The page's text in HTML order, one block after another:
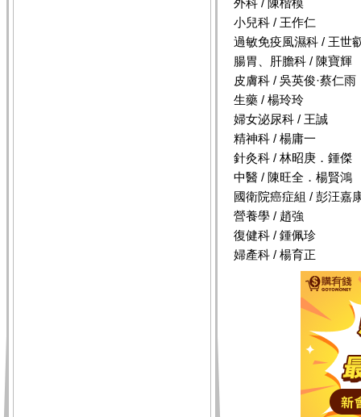
外科 / 陳楷模
小兒科 / 王作仁
過敏免疫風濕科 / 王世
腸胃、肝膽科 / 陳寶輝
皮膚科 / 吳英俊·蔡仁雨
生藥 / 楊玲玲
婦女泌尿科 / 王誠
精神科 / 楊庸一
針灸科 / 林昭庚．鍾傑
中醫 / 陳旺全．楊賢鴻
國衛院癌症組 / 彭汪嘉
營養學 / 趙強
復健科 / 鍾佩珍
婦產科 / 楊育正